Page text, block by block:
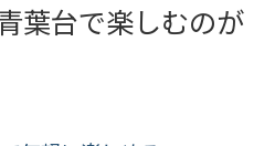
葉台で楽しむのが